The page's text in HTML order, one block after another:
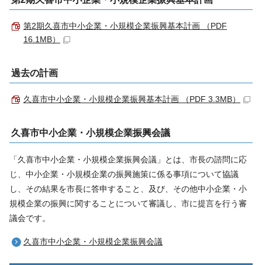
第2期久喜市中小企業・小規模企業振興基本計画 （PDF
16.1MB）
過去の計画
久喜市中小企業・小規模企業振興基本計画 （PDF 3.3MB）
久喜市中小企業・小規模企業振興会議
「久喜市中小企業・小規模企業振興会議」とは、市長の諮問に応
じ、中小企業・小規模企業の振興施策に係る事項について協議
し、その結果を市長に答申すること、及び、その他中小企業・小
規模企業の振興に関することについて審議し、市に提言を行う審
議会です。
久喜市中小企業・小規模企業振興会議